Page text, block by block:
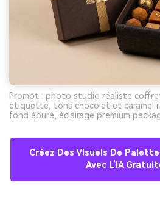
Prompt : photo studio réaliste
étiquette, tons chocolat et caramel
fond épuré, éclairage premium
Créez Des Visuels De
Avec L’IA